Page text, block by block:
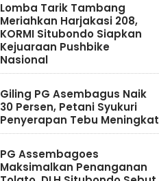
Lomba Tarik Tambang
Meriahkan Harjakasi 208,
KORMI Situbondo Siapkan
Kejuaraan Pushbike
Nasional
Giling PG Asembagus Naik
30 Persen, Petani Syukuri
Penyerapan Tebu Meningkat
PG Assembagoes
Maksimalkan Penanganan